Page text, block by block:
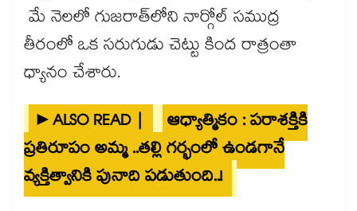
మే నెలలో గుజరాత్‌‌‌‌లోని నార్గోల్ సముద్ర
తీరంలో ఒక సరుగుడు చెట్టు కింద రాత్రంతా
ధ్యానం చేశారు.
►ALSO READ |
ఆధ్యాత్మికం : పరాశక్తికి
ప్రతిరూపం అమ్మ ..తల్లి గర్భంలో ఉండగానే
వ్యక్తిత్వానికి పునాది పడుతుంది..!